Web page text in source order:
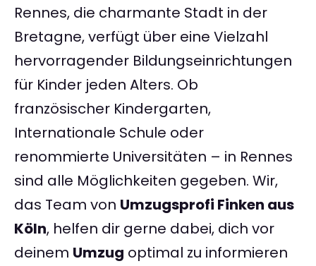
Rennes, die charmante Stadt in der
Bretagne, verfügt über eine Vielzahl
hervorragender Bildungseinrichtungen
für Kinder jeden Alters. Ob
französischer Kindergarten,
Internationale Schule oder
renommierte Universitäten – in Rennes
sind alle Möglichkeiten gegeben. Wir,
das Team von Umzugsprofi Finken aus
Köln, helfen dir gerne dabei, dich vor
deinem Umzug optimal zu informieren